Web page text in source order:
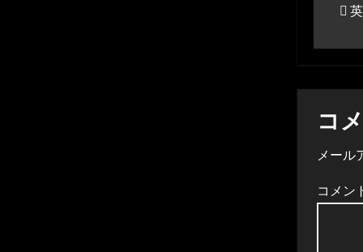
ナ
ビ
ゲ
ー
シ
コ
メール
コメン